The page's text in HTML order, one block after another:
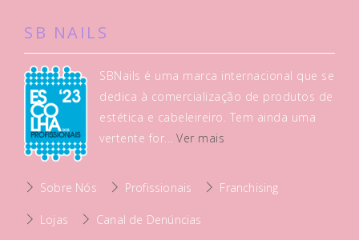
SB NAILS
SBNails é uma marca internacional que se
dedica à comercialização de produtos de
estética e cabeleireiro. Tem ainda uma
vertente for...Ver mais
Sobre Nós Profissionais Franchising
Lojas Canal de Denúncias